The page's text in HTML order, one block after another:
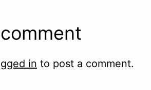
in to post a comment.